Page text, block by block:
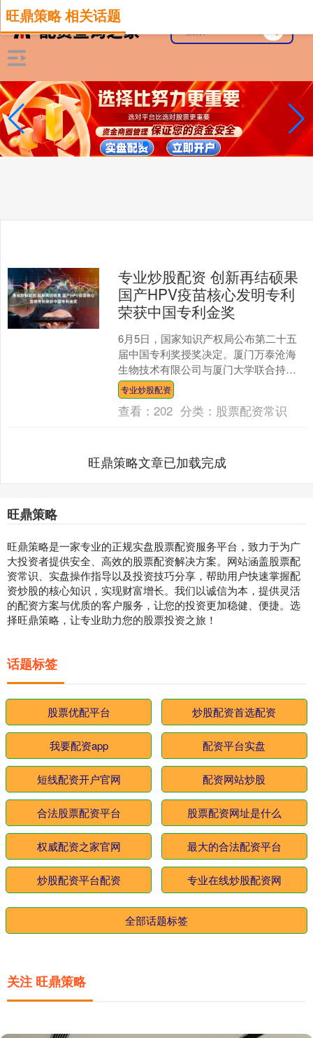
旺鼎策略 相关话题
专业炒股配资 创新再结硕果
国产HPV疫苗核心发明专利
荣获中国专利金奖
6月5日，国家知识产权局公布第二十五
届中国专利奖授奖决定。厦门万泰沧海
生物技术有限公司与厦门大学联合持有
的发明专利“截短的人乳头瘤病毒16型L1
蛋白”荣获中国专....
专业炒股配资
查看：202 分类： 股票配资常识
旺鼎策略文章已加载完成
旺鼎策略
旺鼎策略是一家专业的正规实盘股票配资服务平台，致力于为广
大投资者提供安全、高效的股票配资解决方案。网站涵盖股票配
资常识、实盘操作指导以及投资技巧分享，帮助用户快速掌握配
资炒股的核心知识，实现财富增长。我们以诚信为本，提供灵活
的配资方案与优质的客户服务，让您的投资更加稳健、便捷。选
择旺鼎策略，让专业助力您的股票投资之旅！
话题标签
股票优配平台 炒股配资首选配资
我要配资app 配资平台实盘
短线配资开户官网 配资网站炒股
合法股票配资平台 股票配资网址是什么
权威配资之家官网 最大的合法配资平台
炒股配资平台配资 专业在线炒股配资网
全部话题标签
关注 旺鼎策略